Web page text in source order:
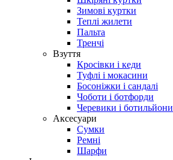
Зимові куртки
Теплі жилети
Пальта
Тренчі
Взуття
Кросівки і кеди
Туфлі і мокасини
Босоніжки і сандалі
Чоботи і ботфорди
Черевики і ботильйони
Аксесуари
Сумки
Ремні
Шарфи